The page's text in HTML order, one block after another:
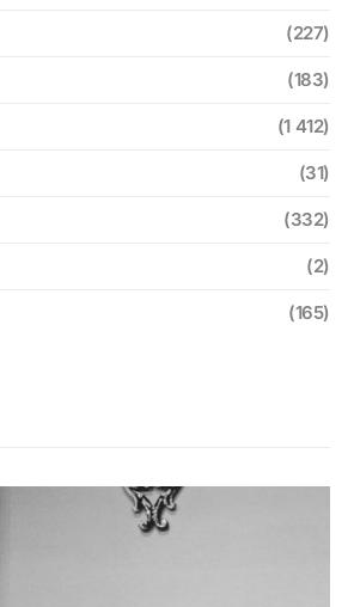
(227)
(183)
(1 412)
(31)
(332)
(2)
(165)